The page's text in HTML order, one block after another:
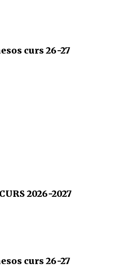
curs 26-27
2026-2027
curs 26-27